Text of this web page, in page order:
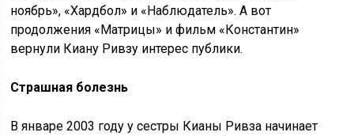
ноябрь», «Хардбол» и «Наблюдатель». А вот
продолжения «Матрицы» и фильм «Константин»
вернули Киану Ривзу интерес публики.
Страшная болезнь
В январе 2003 году у сестры Кианы Ривза начинает